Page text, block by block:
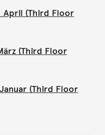
April (Third Floor
(Third Floor
(Third Floor